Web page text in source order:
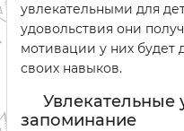
увлекательными для
удовольствия они
мотивации у них будет
своих навыков.
Увлекательные
запоминание